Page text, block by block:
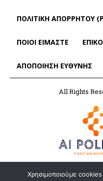
ΠΟΛΙΤΙΚΗ ΑΠΟΡΡΗΤΟΥ
ΠΟΙΟΙ ΕΙΜΑΣΤΕ
ΑΠΟΠΟΊΗΣΗ ΕΥΘΎΝΗΣ
All Rights
Χρησιμοποιούμε